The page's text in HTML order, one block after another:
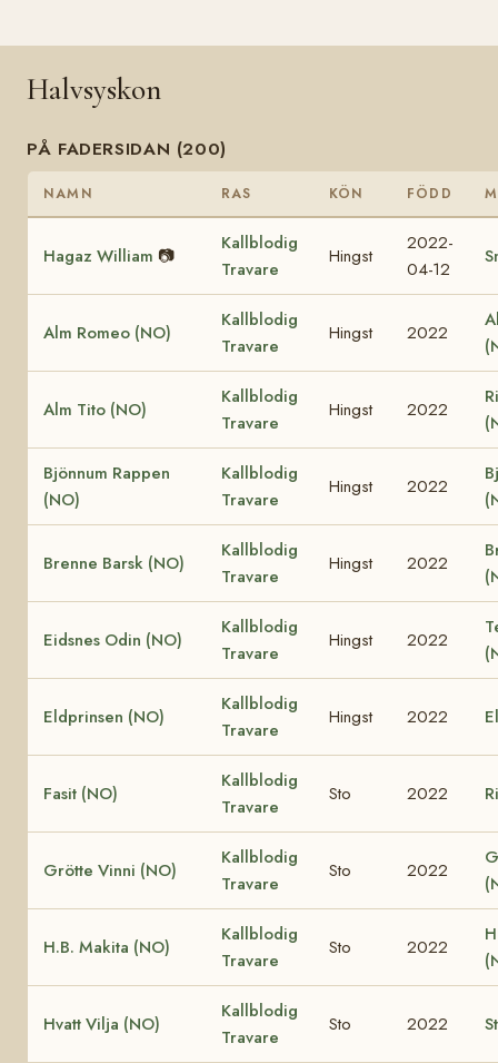
Halvsyskon
PÅ FADERSIDAN (200)
NAMN RAS KÖN FÖDD
Hagaz William 📷
Kallblodig
Travare
Hingst
2022-
04-12
Alm Romeo (NO)
Kallblodig
Travare
Hingst 2022
Alm Tito (NO)
Kallblodig
Travare
Hingst 2022
Bjönnum Rappen
(NO)
Kallblodig
Travare
Hingst 2022
Brenne Barsk (NO)
Kallblodig
Travare
Hingst 2022
Eidsnes Odin (NO)
Kallblodig
Travare
Hingst 2022
Eldprinsen (NO)
Kallblodig
Travare
Hingst 2022
Fasit (NO)
Kallblodig
Travare
Sto 2022
Grötte Vinni (NO)
Kallblodig
Travare
Sto 2022
H.B. Makita (NO)
Kallblodig
Travare
Sto 2022
Hvatt Vilja (NO)
Kallblodig
Travare
Sto 2022